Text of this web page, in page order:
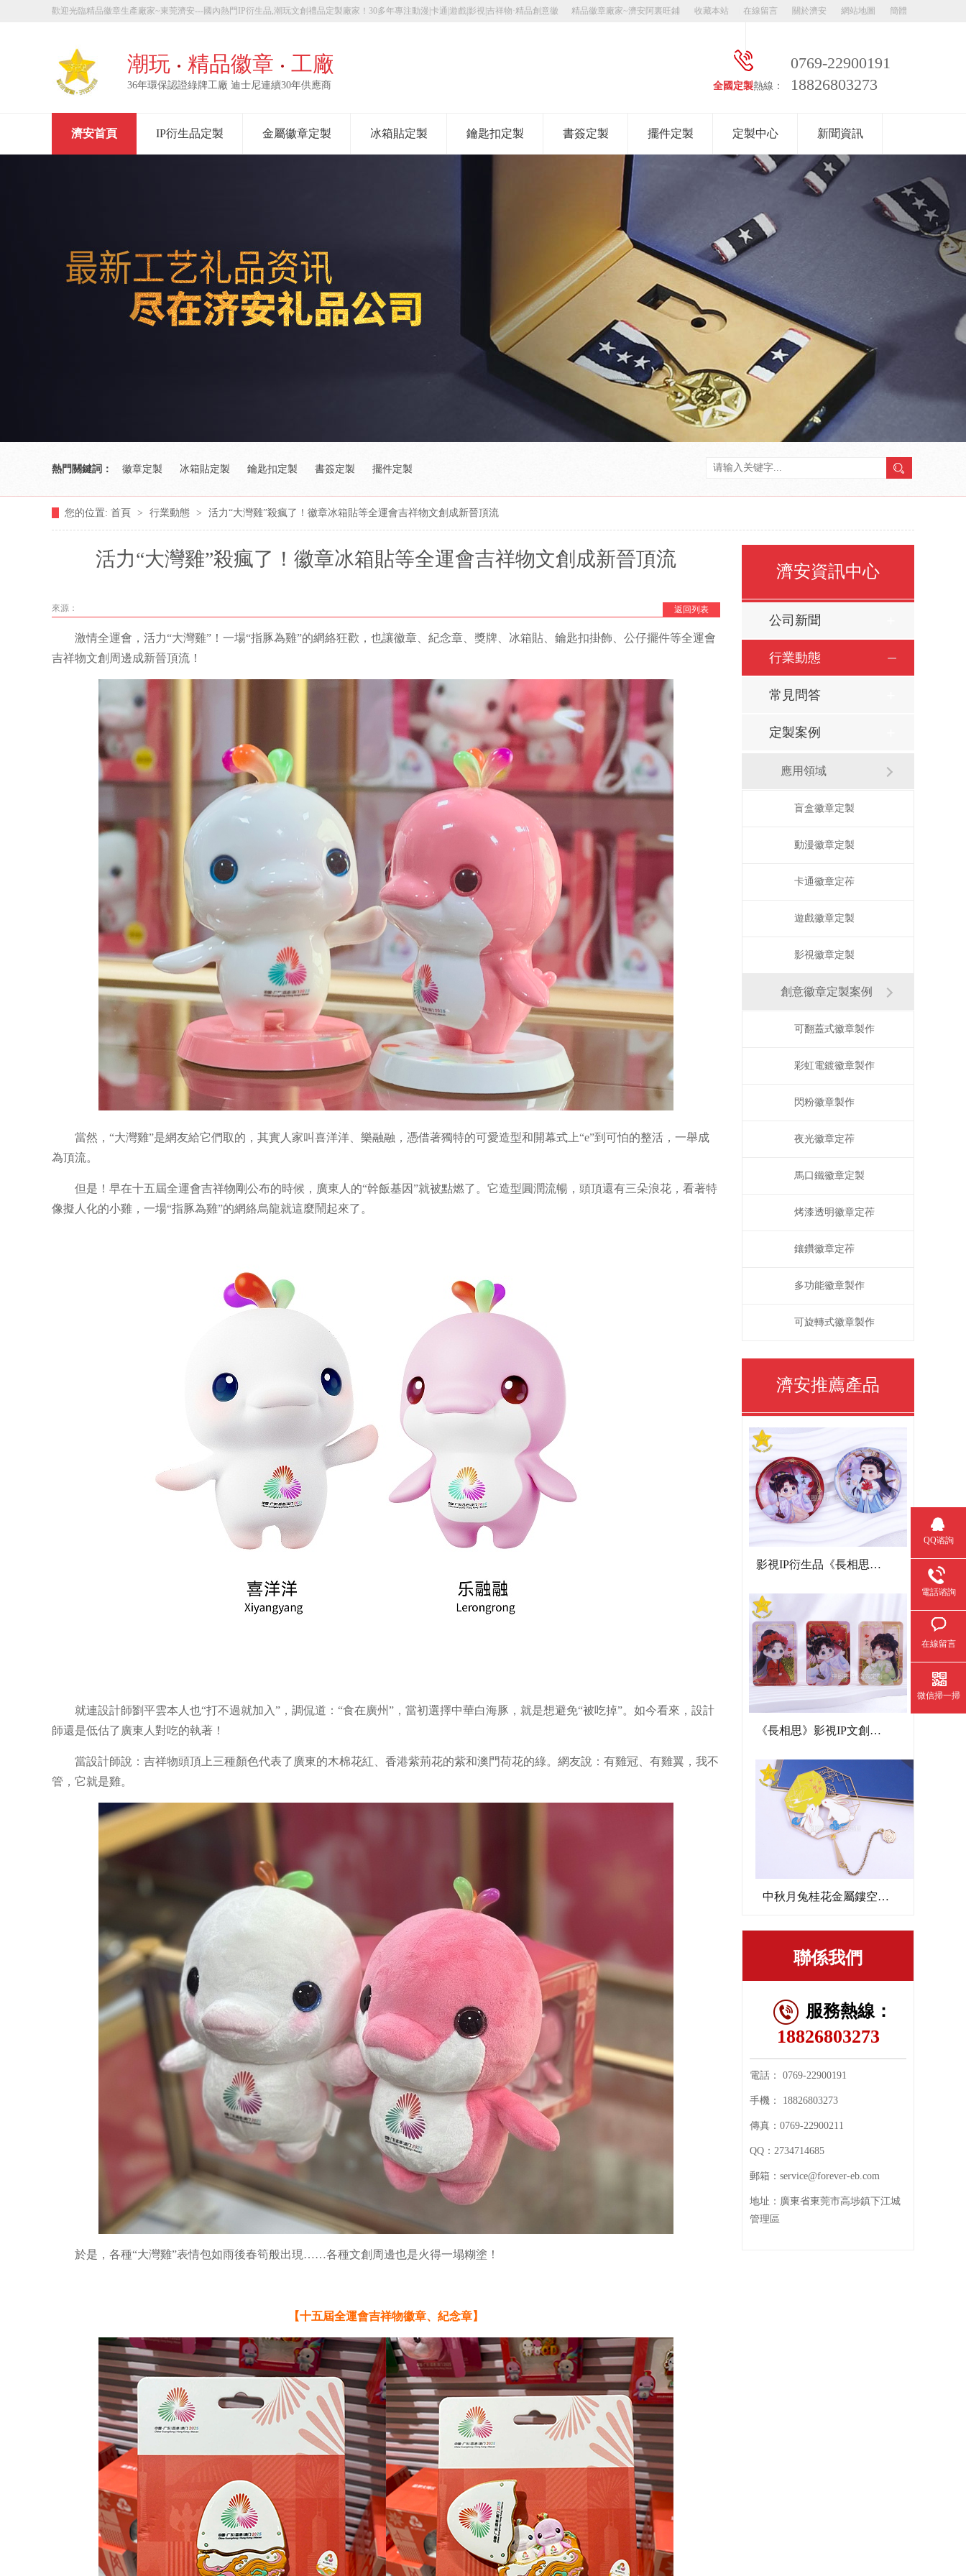
精品徽章廠家~濟安阿裏旺鋪 收藏本站 在線留言 關於濟安 網站地圖 簡體
歡迎光臨精品徽章生產廠家~東莞濟安---國內熱門IP衍生品,潮玩文創禮品定製廠家！30多年專注動漫|卡通|遊戲|影視|吉祥物·精品創意徽
潮玩 精品徽章 工廠
36年環保認證綠牌工廠 迪士尼連續30年供應商 全國定製熱線：
0769-22900191
18826803273
濟安首頁 IP衍生品定製 金屬徽章定製 冰箱貼定製 鑰匙扣定製 書簽定製 擺件定製 定製中心 新聞資訊
熱門關鍵詞： 徽章定製 冰箱貼定製 鑰匙扣定製 書簽定製 擺件定製
您的位置: 首頁 > 行業動態 > 活力“大灣雞”殺瘋了！徽章冰箱貼等全運會吉祥物文創成新晉頂流
活力“大灣雞”殺瘋了！徽章冰箱貼等全運會吉祥物文創成新晉頂流
返回列表
來源：
激情全運會，活力“大灣雞”！一場“指豚為雞”的網絡狂歡，也讓徽章、紀念章、獎牌、冰箱貼、鑰匙扣掛飾、公仔擺件等全運會
吉祥物文創周邊成新晉頂流！
當然，“大灣雞”是網友給它們取的，其實人家叫喜洋洋、樂融融，憑借著獨特的可愛造型和開幕式上“e”到可怕的整活，一舉成
為頂流。
但是！早在十五屆全運會吉祥物剛公布的時候，廣東人的“幹飯基因”就被點燃了。它造型圓潤流暢，頭頂還有三朵浪花，看著特
像擬人化的小雞，一場“指豚為雞”的網絡烏龍就這麼鬧起來了。
就連設計師劉平雲本人也“打不過就加入”，調侃道：“食在廣州”，當初選擇中華白海豚，就是想避免“被吃掉”。如今看來，設計
師還是低估了廣東人對吃的執著！
當設計師說：吉祥物頭頂上三種顏色代表了廣東的木棉花紅、香港紫荊花的紫和澳門荷花的綠。網友說：有雞冠、有雞翼，我不
管，它就是雞。
於是，各種“大灣雞”表情包如雨後春筍般出現……各種文創周邊也是火得一塌糊塗！
【十五屆全運會吉祥物徽章、紀念章】
濟安資訊中心
公司新聞
行業動態
常見問答
定製案例
應用領域
盲盒徽章定製
動漫徽章定製
卡通徽章定莋
遊戲徽章定製
影視徽章定製
創意徽章定製案例
可翻蓋式徽章製作
彩虹電鍍徽章製作
閃粉徽章製作
夜光徽章定莋
馬口鐵徽章定製
烤漆透明徽章定莋
鑲鑽徽章定莋
多功能徽章製作
可旋轉式徽章製作
濟安推薦產品
影視IP衍生品《長相思》雙閃吧唧
《長相思》影視IP文創亞克力流沙麻將
中秋月兔桂花金屬鏤空書簽文創禮品
聯係我們
服務熱線：
18826803273
電話： 0769-22900191
手機： 18826803273
傳真： 0769-22900211
QQ： 2734714685
郵箱： service@forever-eb.com
地址： 廣東省東莞市高埗鎮下江城
管理區
QQ谘詢
電話谘詢
在線留言
微信掃一掃